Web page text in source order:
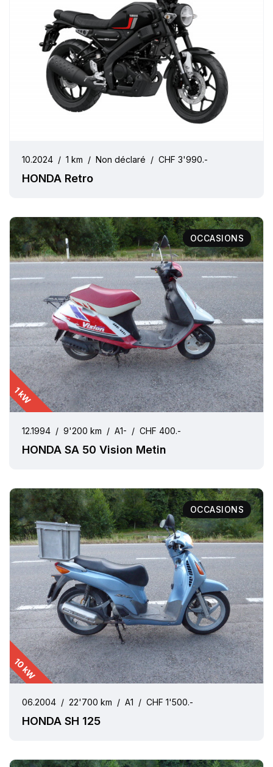
10.2024 / 1 km / Non déclaré / CHF 3'990.-
HONDA Retro
OCCASIONS
1 kW
12.1994 / 9'200 km / A1- / CHF 400.-
HONDA SA 50 Vision Metin
OCCASIONS
10 kW
06.2004 / 22'700 km / A1 / CHF 1'500.-
HONDA SH 125